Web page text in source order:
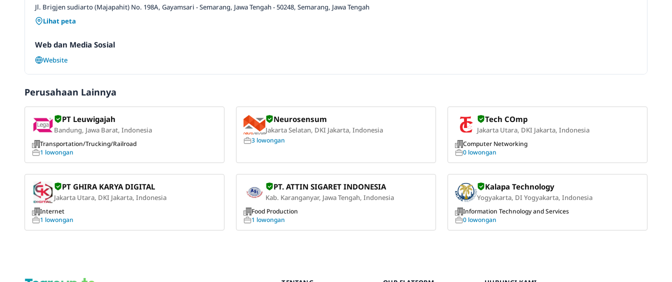
Jl. Brigjen sudiarto (Majapahit) No. 198A, Gayamsari - Semarang, Jawa Tengah - 50248, Semarang, Jawa Tengah
Lihat peta
Web dan Media Sosial
Website
Perusahaan Lainnya
PT Leuwigajah
Bandung, Jawa Barat, Indonesia
Transportation/Trucking/Railroad
1 lowongan
Neurosensum
Jakarta Selatan, DKI Jakarta, Indonesia
3 lowongan
Tech COmp
Jakarta Utara, DKI Jakarta, Indonesia
Computer Networking
0 lowongan
PT GHIRA KARYA DIGITAL
Jakarta Utara, DKI Jakarta, Indonesia
Internet
1 lowongan
PT. ATTIN SIGARET INDONESIA
Kab. Karanganyar, Jawa Tengah, Indonesia
Food Production
1 lowongan
Kalapa Technology
Yogyakarta, DI Yogyakarta, Indonesia
Information Technology and Services
0 lowongan